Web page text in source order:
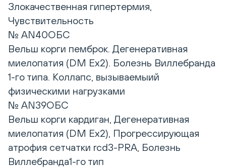
Злокачественная гипертермия,
Чувствительность
№ AN40ОБС
Вельш корги пемброк. Дегенеративная
миелопатия (DM Ex2). Болезнь Виллебранда
1-го типа. Коллапс, вызываемыий
физическими нагрузками
№ AN39ОБС
Вельш корги кардиган, Дегенеративная
миелопатия (DM Ex2), Прогрессирующая
атрофия сетчатки rcd3-PRA, Болезнь
Виллебранда1-го тип